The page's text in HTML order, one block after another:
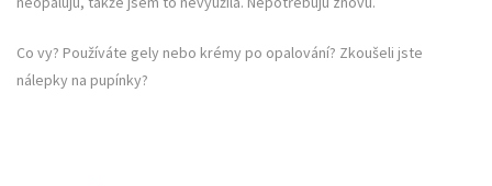
Co vy? Používáte gely nebo krémy po opalování? Zkoušeli jste
nálepky na pupínky?